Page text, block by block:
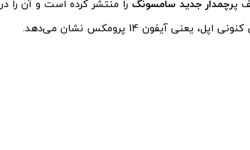
رچمدار جدید سامسونگ را منتشر کرده است و آن را در
آیفون 14 پرومکس نشان می‌دهد.